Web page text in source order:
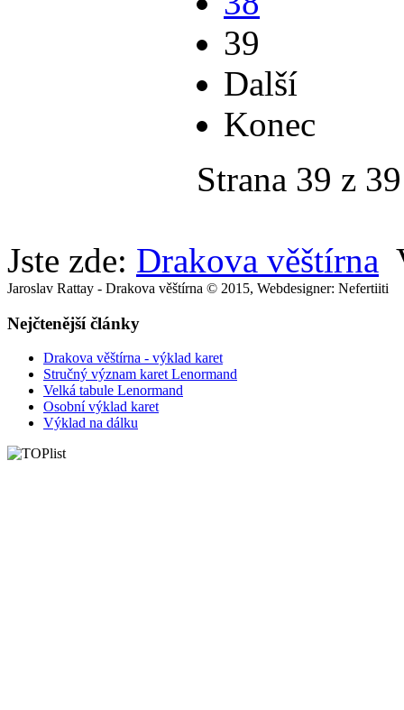
39
Další
Konec
Strana 39 z 39
Jste zde: Drakova věštírna
Jaroslav Rattay - Drakova věštírna © 2015, Webdesigner: Nefertiiti
Nejčtenější články
Drakova věštírna - výklad karet
Stručný význam karet Lenormand
Velká tabule Lenormand
Osobní výklad karet
Výklad na dálku